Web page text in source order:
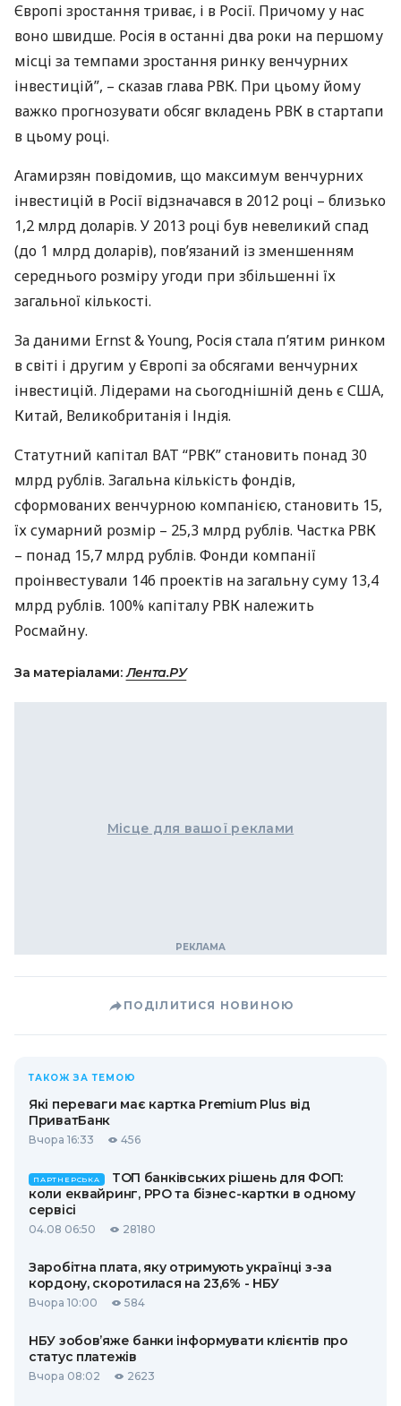
Європі зростання триває, і в Росії. Причому у нас
воно швидше. Росія в останні два роки на першому
місці за темпами зростання ринку венчурних
інвестицій”, – сказав глава РВК. При цьому йому
важко прогнозувати обсяг вкладень РВК в стартапи
в цьому році.
Агамирзян повідомив, що максимум венчурних
інвестицій в Росії відзначався в 2012 році – близько
1,2 млрд доларів. У 2013 році був невеликий спад
(до 1 млрд доларів), пов’язаний із зменшенням
середнього розміру угоди при збільшенні їх
загальної кількості.
За даними Ernst & Young, Росія стала п’ятим ринком
в світі і другим у Європі за обсягами венчурних
інвестицій. Лідерами на сьогоднішній день єСША,
Китай, Великобританія і Індія.
Статутний капітал ВАТ “РВК” становить понад 30
млрд рублів. Загальна кількість фондів,
сформованих венчурною компанією, становить 15,
їх сумарний розмір – 25,3 млрд рублів. Частка РВК
– понад 15,7 млрд рублів. Фонди компанії
проінвестували 146 проектів на загальну суму 13,4
млрд рублів. 100% капіталу РВК належить
Росмайну.
За матеріалами:Лента.РУ
Місце для вашої реклами
ПОДІЛИТИСЯ НОВИНОЮ
ТАКОЖ ЗА ТЕМОЮ
Які переваги має картка Premium Plus від
ПриватБанк
Вчора 16:33 456
ПАРТНЕРСЬКА
ТОП банківських рішень для ФОП:
коли еквайринг, РРО та бізнес-картки в одному
сервісі
04.08 06:50 28180
Заробітна плата, яку отримують українці з-за
кордону, скоротилася на 23,6% - НБУ
Вчора 10:00 584
НБУ зобов’яже банки інформувати клієнтів про
статус платежів
Вчора 08:02 2623